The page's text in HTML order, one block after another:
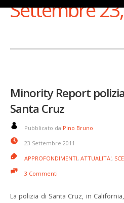
Settembre
Minority Report
Santa Cruz
Pubblicato da Pino Bruno
23 Settembre 2011
APPROFONDIMENTI, ATTUALITA',
3 Commenti
La polizia di Santa Cruz, in